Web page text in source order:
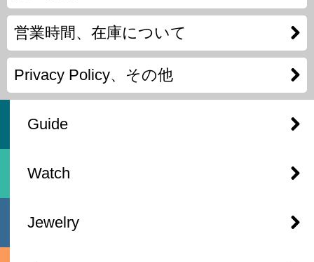
営業時間、在庫について
Privacy Policy、その他
Guide
Watch
Jewelry